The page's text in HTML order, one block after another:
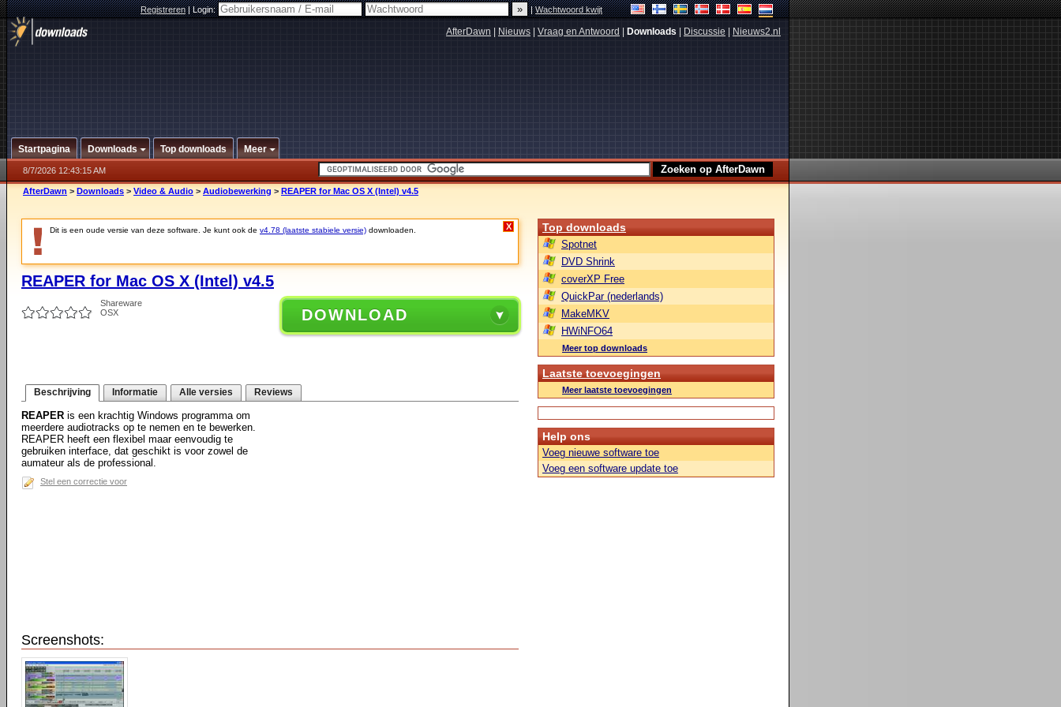
Registreren|Login: |Wachtwoord kwijt
AfterDawn Nieuws Vraag en Antwoord Downloads Discussie Nieuws2.nl
Startpagina Downloads Top downloads Meer
8/7/2026 12:43:15 AM
AfterDawn > Downloads > Video & Audio > Audiobewerking > REAPER for Mac OS X (Intel) v4.5
Dit is een oude versie van deze software. Je kunt ook de v4.78 (laatste stabiele versie) downloaden. X
REAPER for Mac OS X (Intel) v4.5
Shareware
OSX
DOWNLOAD
Beschrijving Informatie Alle versies Reviews
REAPER is een krachtig Windows programma om
meerdere audiotracks op te nemen en te bewerken.
REAPER heeft een flexibel maar eenvoudig te
gebruiken interface, dat geschikt is voor zowel de
aumateur als de professional.
Stel een correctie voor
Screenshots:
Top downloads
Spotnet
DVD Shrink
coverXP Free
QuickPar (nederlands)
MakeMKV
HWiNFO64
Meer top downloads
Laatste toevoegingen
Meer laatste toevoegingen
Help ons
Voeg nieuwe software toe
Voeg een software update toe